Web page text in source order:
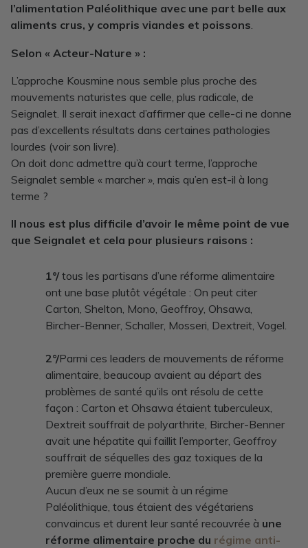
l’alimentation Paléolithique avec une part belle aux
aliments crus, y compris viandes et poissons
Selon « Acteur-Nature » :
L’approche Kousmine nous semble plus proche des
mouvements naturistes que celle, plus radicale, de
Seignalet. Il serait inexact d’affirmer que celle-ci ne donne
pas d’excellents résultats dans certaines pathologies
lourdes (voir son livre).
On doit donc admettre qu’à court terme, l’approche
Seignalet semble « marcher », mais qu’en est-il à long
terme ?
Il nous est plus difficile d’avoir le même point de vue
que Seignalet et cela pour plusieurs raisons :
1°/tous les partisans d’une réforme alimentaire
ont une base plutôt végétale : On peut citer
Carton, Shelton, Mono, Geoffroy, Ohsawa,
Bircher-Benner, Schaller, Mosseri, Dextreit, Vogel.
2°/Parmi ces leaders de mouvements de réforme
alimentaire, beaucoup avaient au départ des
problèmes de santé qu’ils ont résolu de cette
façon : Carton et Ohsawa étaient tuberculeux,
Dextreit souffrait de polyarthrite, Bircher-Benner
avait une hépatite qui faillit l’emporter, Geoffroy
souffrait de séquelles des gaz toxiques de la
première guerre mondiale.
Aucun d’eux ne se soumit à un régime
Paléolithique, tous étaient des végétariens
convaincus et durent leur santé recouvrée à une
réforme alimentaire proche du régime anti-